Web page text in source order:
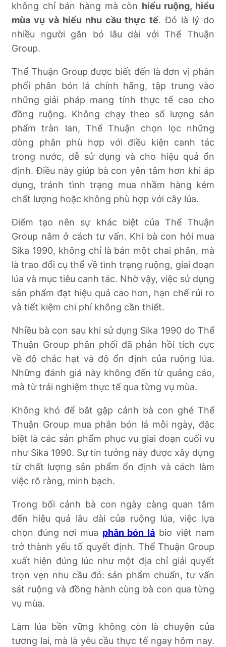
không chỉ bán hàng mà còn hiểu ruộng, hiểu
mùa vụ và hiểu nhu cầu thực tế. Đó là lý do
nhiều người gắn bó lâu dài với Thể Thuận
Group.
Thể Thuận Group được biết đến là đơn vị phân
phối phân bón lá chính hãng, tập trung vào
những giải pháp mang tính thực tế cao cho
đồng ruộng. Không chạy theo số lượng sản
phẩm tràn lan, Thể Thuận chọn lọc những
dòng phân phù hợp với điều kiện canh tác
trong nước, dễ sử dụng và cho hiệu quả ổn
định. Điều này giúp bà con yên tâm hơn khi áp
dụng, tránh tình trạng mua nhầm hàng kém
chất lượng hoặc không phù hợp với cây lúa.
Điểm tạo nên sự khác biệt của Thể Thuận
Group nằm ở cách tư vấn. Khi bà con hỏi mua
Sika 1990, không chỉ là bán một chai phân, mà
là trao đổi cụ thể về tình trạng ruộng, giai đoạn
lúa và mục tiêu canh tác. Nhờ vậy, việc sử dụng
sản phẩm đạt hiệu quả cao hơn, hạn chế rủi ro
và tiết kiệm chi phí không cần thiết.
Nhiều bà con sau khi sử dụng Sika 1990 do Thể
Thuận Group phân phối đã phản hồi tích cực
về độ chắc hạt và độ ổn định của ruộng lúa.
Những đánh giá này không đến từ quảng cáo,
mà từ trải nghiệm thực tế qua từng vụ mùa.
Không khó để bắt gặp cảnh bà con ghé Thể
Thuận Group mua phân bón lá mỗi ngày, đặc
biệt là các sản phẩm phục vụ giai đoạn cuối vụ
như Sika 1990. Sự tin tưởng này được xây dựng
từ chất lượng sản phẩm ổn định và cách làm
việc rõ ràng, minh bạch.
Trong bối cảnh bà con ngày càng quan tâm
đến hiệu quả lâu dài của ruộng lúa, việc lựa
chọn đúng nơi mua phân bón lá bio việt nam
trở thành yếu tố quyết định. Thể Thuận Group
xuất hiện đúng lúc như một địa chỉ giải quyết
trọn vẹn nhu cầu đó: sản phẩm chuẩn, tư vấn
sát ruộng và đồng hành cùng bà con qua từng
vụ mùa.
Làm lúa bền vững không còn là chuyện của
tương lai, mà là yêu cầu thực tế ngay hôm nay.